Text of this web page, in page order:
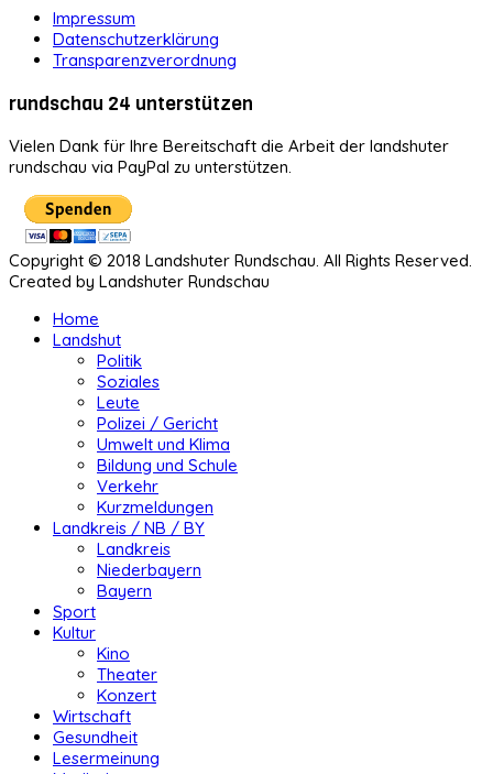
Impressum
Datenschutzerklärung
Transparenzverordnung
rundschau 24 unterstützen
Vielen Dank für Ihre Bereitschaft die Arbeit der landshuter
rundschau via PayPal zu unterstützen.
Copyright © 2018 Landshuter Rundschau. All Rights Reserved.
Created by Landshuter Rundschau
Home
Landshut
Politik
Soziales
Leute
Polizei / Gericht
Umwelt und Klima
Bildung und Schule
Verkehr
Kurzmeldungen
Landkreis / NB / BY
Landkreis
Niederbayern
Bayern
Sport
Kultur
Kino
Theater
Konzert
Wirtschaft
Gesundheit
Lesermeinung